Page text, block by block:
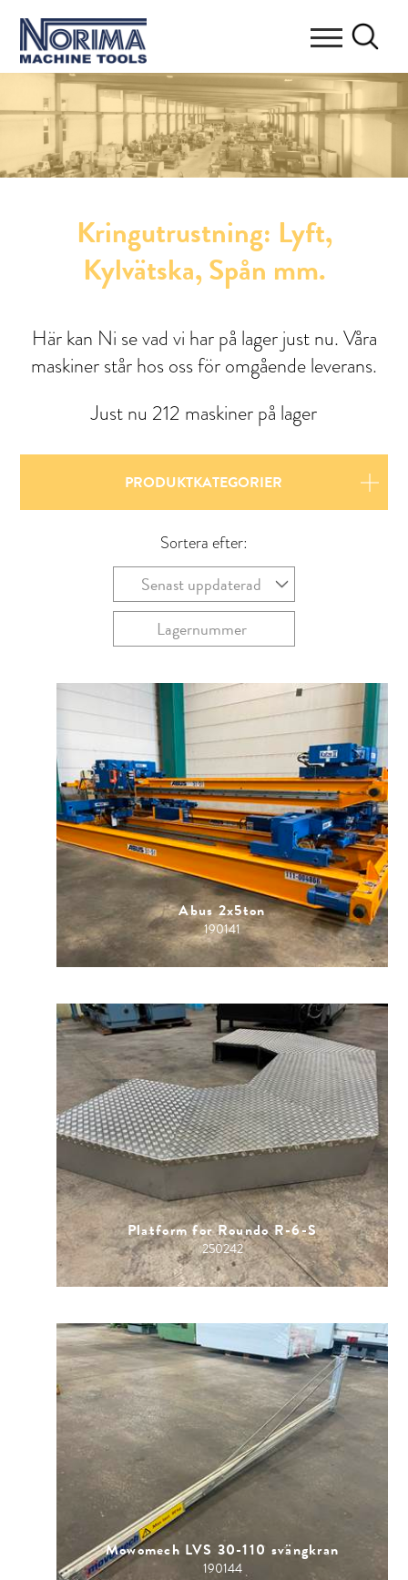
Kringutrustning: Lyft,
Kylvätska, Spån mm.
Här kan Ni se vad vi har på lager just nu. Våra
maskiner står hos oss för omgående leverans.
Just nu 212 maskiner på lager
PRODUKTKATEGORIER
Sortera efter:
Senast uppdaterad
Lagernummer
Abus 2x5ton
190141
Platform for Roundo R-6-S
250242
Mowomech LVS 30-110 svängkran
190144